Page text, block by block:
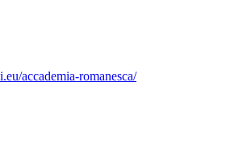
accademia-romanesca/